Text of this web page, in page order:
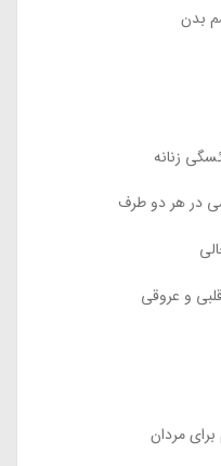
بدن
زنانه
در هر دو طرف
و عروقی
مردان